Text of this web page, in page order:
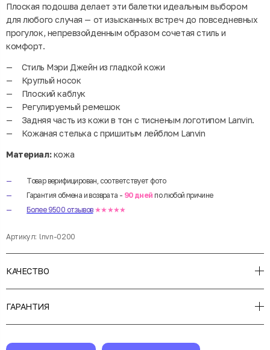
Плоская подошва делает эти балетки идеальным выбором
для любого случая — от изысканных встреч до повседневных
прогулок, непревзойденным образом сочетая стиль и
комфорт.
Стиль Мэри Джейн из гладкой кожи
Круглый носок
Плоский каблук
Регулируемый ремешок
Задняя часть из кожи в тон с тисненым логотипом Lanvin.
Кожаная стелька с пришитым лейблом Lanvin
Материал:кожа
Товар верифицирован, соответствует фото
Гарантия обмена и возврата - 90 дней по любой причине
Более 9500 отзывов ★★★★★
Артикул: lnvn-0200
КАЧЕСТВО
ГАРАНТИЯ